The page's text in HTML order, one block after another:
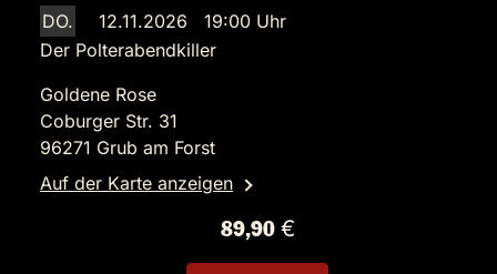
DO.
12.11.2026 19:00 Uhr
Der Polterabendkiller
Goldene Rose
Coburger Str. 31
96271 Grub am Forst
Auf der Karte anzeigen
89,90 €